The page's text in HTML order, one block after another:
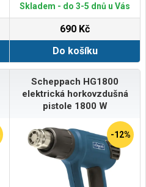
Skladem - do 3-5 dnů u Vás
690 Kč
Do košíku
Scheppach HG1800
elektrická horkovzdušná
pistole 1800 W
-12%